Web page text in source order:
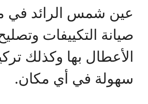
عين شمس الرائد في
صيانة التكييفات
الأعطال بها وكذلك
سهولة في أي مكان.